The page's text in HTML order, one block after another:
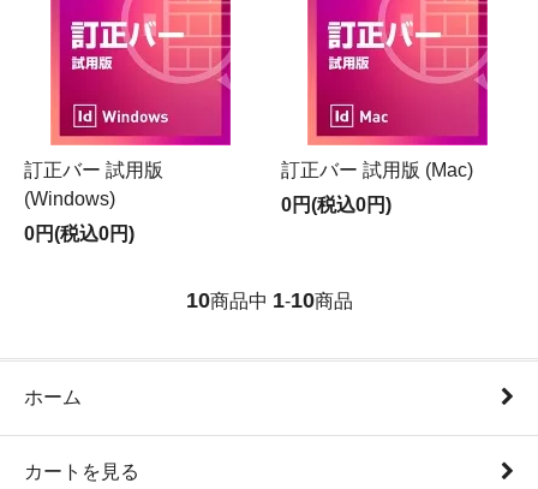
訂正バー 試用版
(Windows)
0円(税込0円)
訂正バー 試用版 (Mac)
0円(税込0円)
10商品中 1-10商品
ホーム
カートを見る